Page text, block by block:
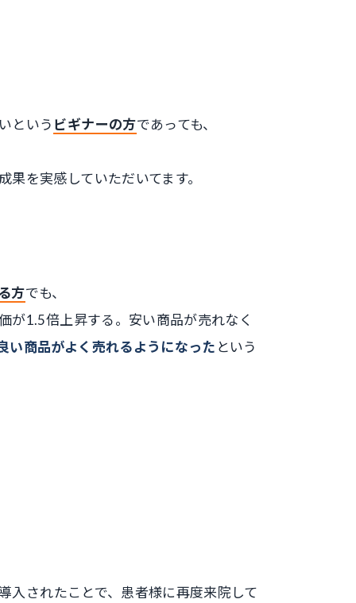
という ビギナーの方であっても、
果を実感していただいてます。
方でも、
が1.5倍上昇する。安い商品が売れなく
い商品がよく売れるようになった という
入されたことで、患者様に再度来院して